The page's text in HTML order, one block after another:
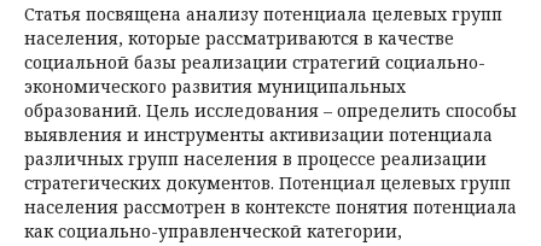
Статья посвящена анализу потенциала целевых групп
населения, которые рассматриваются в качестве
социальной базы реализации стратегий социально-
экономического развития муниципальных
образований. Цель исследования – определить способы
выявления и инструменты активизации потенциала
различных групп населения в процессе реализации
стратегических документов. Потенциал целевых групп
населения рассмотрен в контексте понятия потенциала
как социально-управленческой категории,